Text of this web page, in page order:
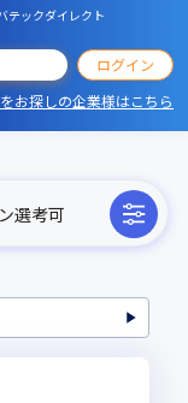
テックダイレクト
ログイン
お探しの企業様はこちら
選考可